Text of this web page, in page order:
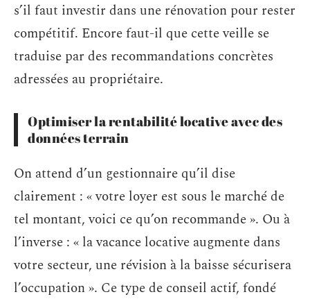
s’il faut investir dans une rénovation pour rester
compétitif. Encore faut-il que cette veille se
traduise par des recommandations concrètes
adressées au propriétaire.
Optimiser la rentabilité locative avec des
données terrain
On attend d’un gestionnaire qu’il dise
clairement : « votre loyer est sous le marché de
tel montant, voici ce qu’on recommande ». Ou à
l’inverse : « la vacance locative augmente dans
votre secteur, une révision à la baisse sécurisera
l’occupation ». Ce type de conseil actif, fondé